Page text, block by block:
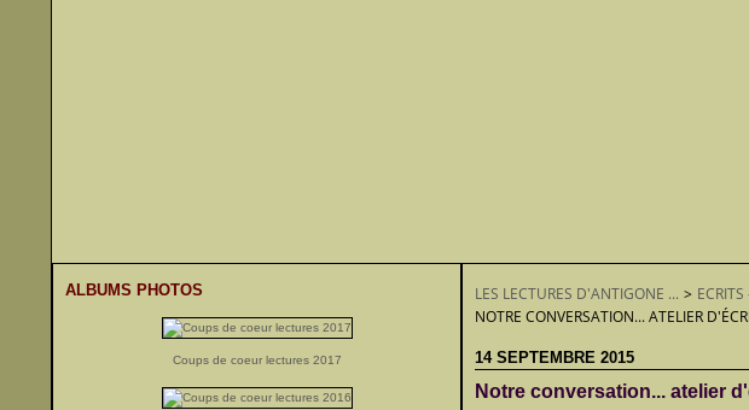
ALBUMS PHOTOS
Coups de coeur lectures 2017
LES LECTURES D'ANTIGONE ... >
NOTRE CONVERSATION... ATELIER
14 SEPTEMBRE 2015
Notre conversation... atelier